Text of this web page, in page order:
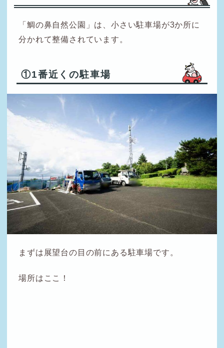
「鯛の鼻自然公園」は、小さい駐車場が3か所に
分かれて整備されています。
①1番近くの駐車場
まずは展望台の目の前にある駐車場です。
場所はここ！